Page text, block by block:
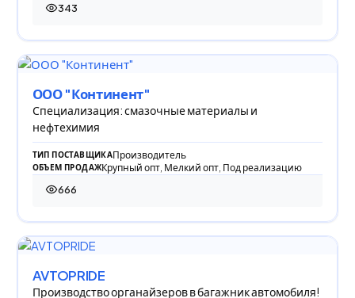
343
343 просмотра
ООО "Континент"
Специализация: смазочные материалы и
нефтехимия
ТИП ПОСТАВЩИКАПроизводитель
ОБЪЕМ ПРОДАЖКрупный опт, Мелкий опт, Под реализацию
666
666 просмотров
AVTOPRIDE
Производство органайзеров в багажник автомобиля!